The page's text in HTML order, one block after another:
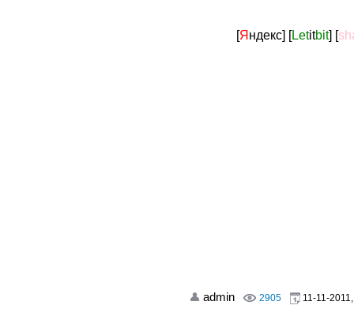
[Яндекс] [Letitbit] [
admin 2905 11-11-